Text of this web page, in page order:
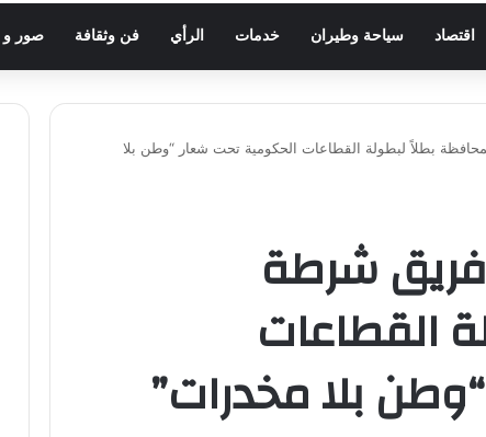
اقتصاد سياحة وطيران خدمات الرأي فن وثقافة صور و
بطلاً لبطولة القطاعات الحكومية تحت شعار “وطن بلا
فريق شرطة
القطاعات
بلا مخدرات”